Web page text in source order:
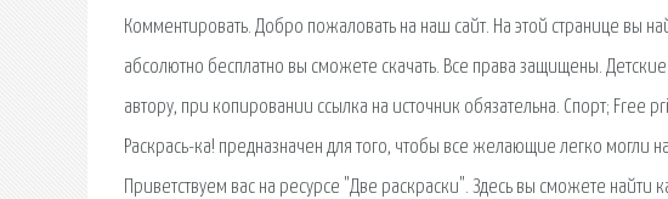
Комментировать. Добро пожаловать на наш сайт. На этой странице вы
абсолютно бесплатно вы сможете скачать. Все права защищены.
автору, при копировании ссылка на источник обязательна. Спорт;
Раскрась-ка! предназначен для того, чтобы все желающие легко могли
Приветствуем вас на ресурсе "Две раскраски". Здесь вы сможете